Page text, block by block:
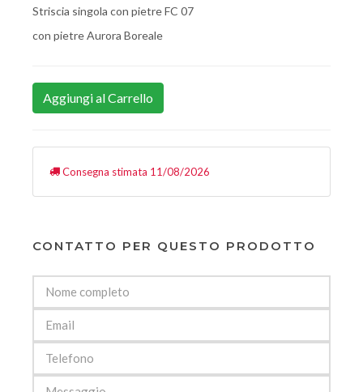
Striscia singola con pietre FC 07
con pietre Aurora Boreale
Aggiungi al Carrello
Consegna stimata 11/08/2026
CONTATTO PER QUESTO PRODOTTO